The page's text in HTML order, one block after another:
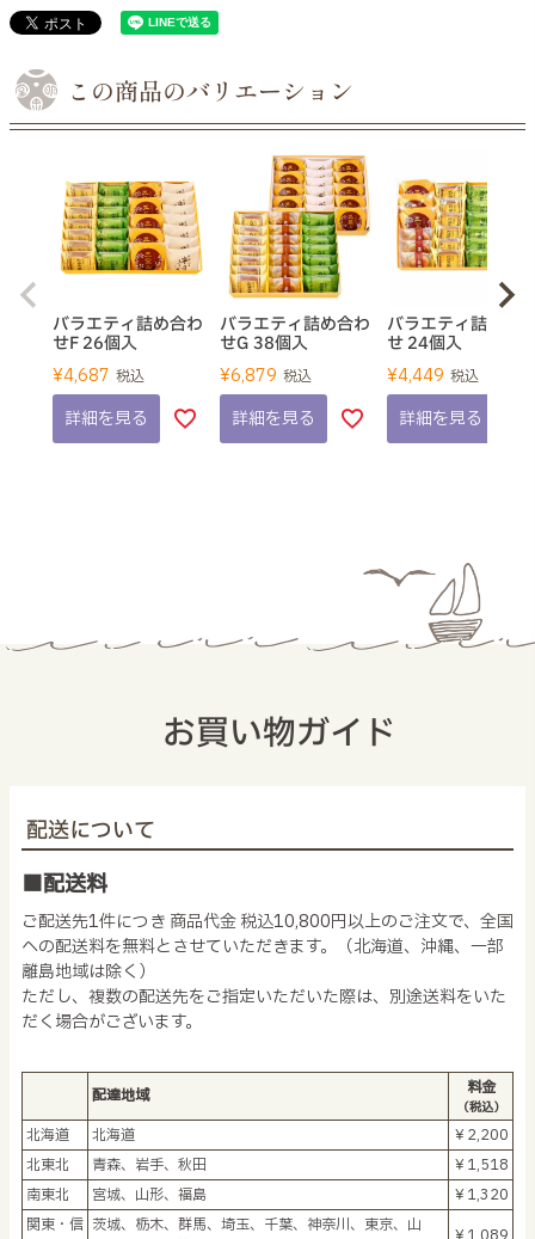
この商品のバリエーション
バラエティ詰め合わ
せF 26個入
¥4,687 税込
詳細を見る
バラエティ詰め合わ
せG 38個入
¥6,879 税込
詳細を見る
バラエティ詰め合
せ 24個入
¥4,449 税込
詳細を見る
お買い物ガイド
配送について
■配送料
ご配送先1件につき 商品代金 税込10,800円以上のご注文で、全国
への配送料を無料とさせていただきます。（北海道、沖縄、一部
離島地域は除く）
ただし、複数の配送先をご指定いただいた際は、別途送料をいた
だく場合がございます。
配達地域 料金
（税込）
北海道 北海道
￥2,200
北東北
青森、岩手、秋田
￥1,518
南東北
宮城、山形、福島
￥1,320
関東・信 茨城、栃木、群馬、埼玉、千葉、神奈川、東京、山